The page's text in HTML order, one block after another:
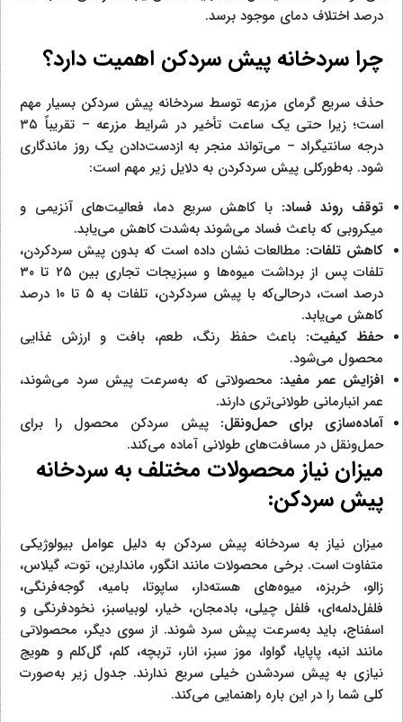
درصد اختلاف دمای موجود برسد.
چرا سردخانه پیش سردکن اهمیت دارد؟
حذف سریع گرمای مزرعه توسط سردخانه پیش سردکن بسیار مهم
است؛ زیرا حتی یک ساعت تأخیر در شرایط مزرعه – تقریباً ۳۵
درجه سانتیگراد – می‌تواند منجر به ازدست‌دادن یک روز ماندگاری
شود. به‌طورکلی پیش سردکردن به دلایل زیر مهم است:
توقف روند فساد: با کاهش سریع دما، فعالیت‌های آنزیمی و
میکروبی که باعث فساد می‌شوند به‌شدت کاهش می‌یابد.
کاهش تلفات: مطالعات نشان داده است که بدون پیش سردکردن،
تلفات پس از برداشت میوه‌ها و سبزیجات تجاری بین ۲۵ تا ۳۰
درصد است، درحالی‌که با پیش سردکردن، تلفات به ۵ تا ۱۰ درصد
کاهش می‌یابد.
حفظ کیفیت: باعث حفظ رنگ، طعم، بافت و ارزش غذایی
محصول می‌شود.
افزایش عمر مفید: محصولاتی که به‌سرعت پیش سرد می‌شوند،
عمر انبارمانی طولانی‌تری دارند.
آماده‌سازی برای حمل‌ونقل: پیش سردکن محصول را برای
حمل‌ونقل در مسافت‌های طولانی آماده می‌کند.
میزان نیاز محصولات مختلف به سردخانه
پیش سردکن:
میزان نیاز به سردخانه پیش سردکن به دلیل عوامل بیولوژیکی
متفاوت است. برخی محصولات مانند انگور، ماندارین، توت، گیلاس،
زالو، خربزه، میوه‌های هسته‌دار، ساپوتا، بامیه، گوجه‌فرنگی،
فلفل‌دلمه‌ای، فلفل چیلی، بادمجان، خیار، لوبیاسبز، نخودفرنگی و
اسفناج، باید به‌سرعت پیش سرد شوند. از سوی دیگر، محصولاتی
مانند انبه، پاپایا، گواوا، موز سبز، انار، تربچه، کلم، گل‌کلم و هویج
نیازی به پیش سردشدن خیلی سریع ندارند. جدول زیر به‌صورت
کلی شما را در این باره راهنمایی می‌کند.